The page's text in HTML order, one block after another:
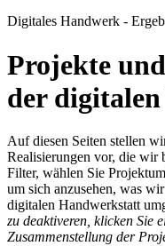
Digitales Handwerk -
Projekte
der
Auf diesen Seiten stellen
Realisierungen vor, die wir
Filter, wählen Sie
um sich anzusehen, was
digitalen Handwerkstatt
zu deaktiveren, klicken Sie
Zusammenstellung der